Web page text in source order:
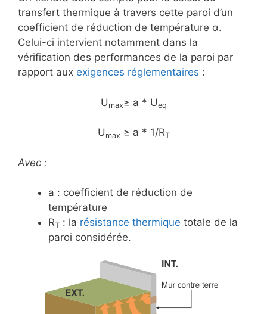
transfert thermique à travers cette paroi d’un
coefficient de réduction de température α.
Celui-ci intervient notamment dans la
vérification des performances de la paroi par
rapport aux exigences réglementaires :
U max≥ a * Ueq
U max ≥ a * 1/RT
Avec :
a : coefficient de réduction de
température
RT : la résistance thermique totale de la
paroi considérée.